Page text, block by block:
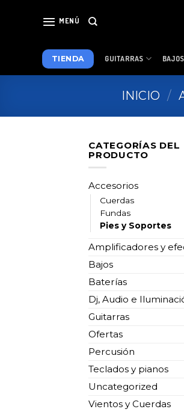
MENÚ
TIENDA GUITARRAS BAJOS
INICIO /
CATEGORÍAS DEL
PRODUCTO
Accesorios
Cuerdas
Fundas
Pies y Soportes
Amplificadores y
Bajos
Baterías
Dj, Audio e
Guitarras
Ofertas
Percusión
Teclados y pianos
Uncategorized
Vientos y Cuerdas